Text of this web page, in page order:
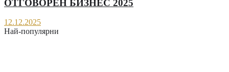
ОТГОВОРЕН БИЗНЕС 2025
12.12.2025
Най-популярни